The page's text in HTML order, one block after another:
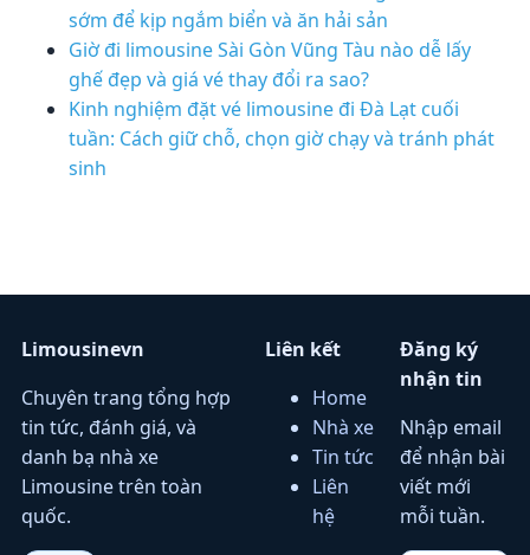
sớm để kịp ngắm biển và ăn hải sản
Giờ đi limousine Sài Gòn Vũng Tàu nào dễ lấy
ghế đẹp và giá vé thay đổi ra sao?
Kinh nghiệm đặt vé limousine đi Đà Lạt cuối
tuần: Cách giữ chỗ, chọn giờ chạy và tránh phát
sinh
Limousinevn
Chuyên trang tổng hợp
tin tức, đánh giá, và
danh bạ nhà xe
Limousine trên toàn
quốc.
Liên kết
Home
Nhà xe
Tin tức
Liên
hệ
Đăng ký
nhận tin
Nhập email
để nhận bài
viết mới
mỗi tuần.